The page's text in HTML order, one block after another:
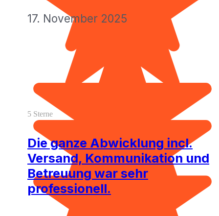
17. November 2025
5 Sterne
Die ganze Abwicklung incl.
Versand, Kommunikation und
Betreuung war sehr
professionell.